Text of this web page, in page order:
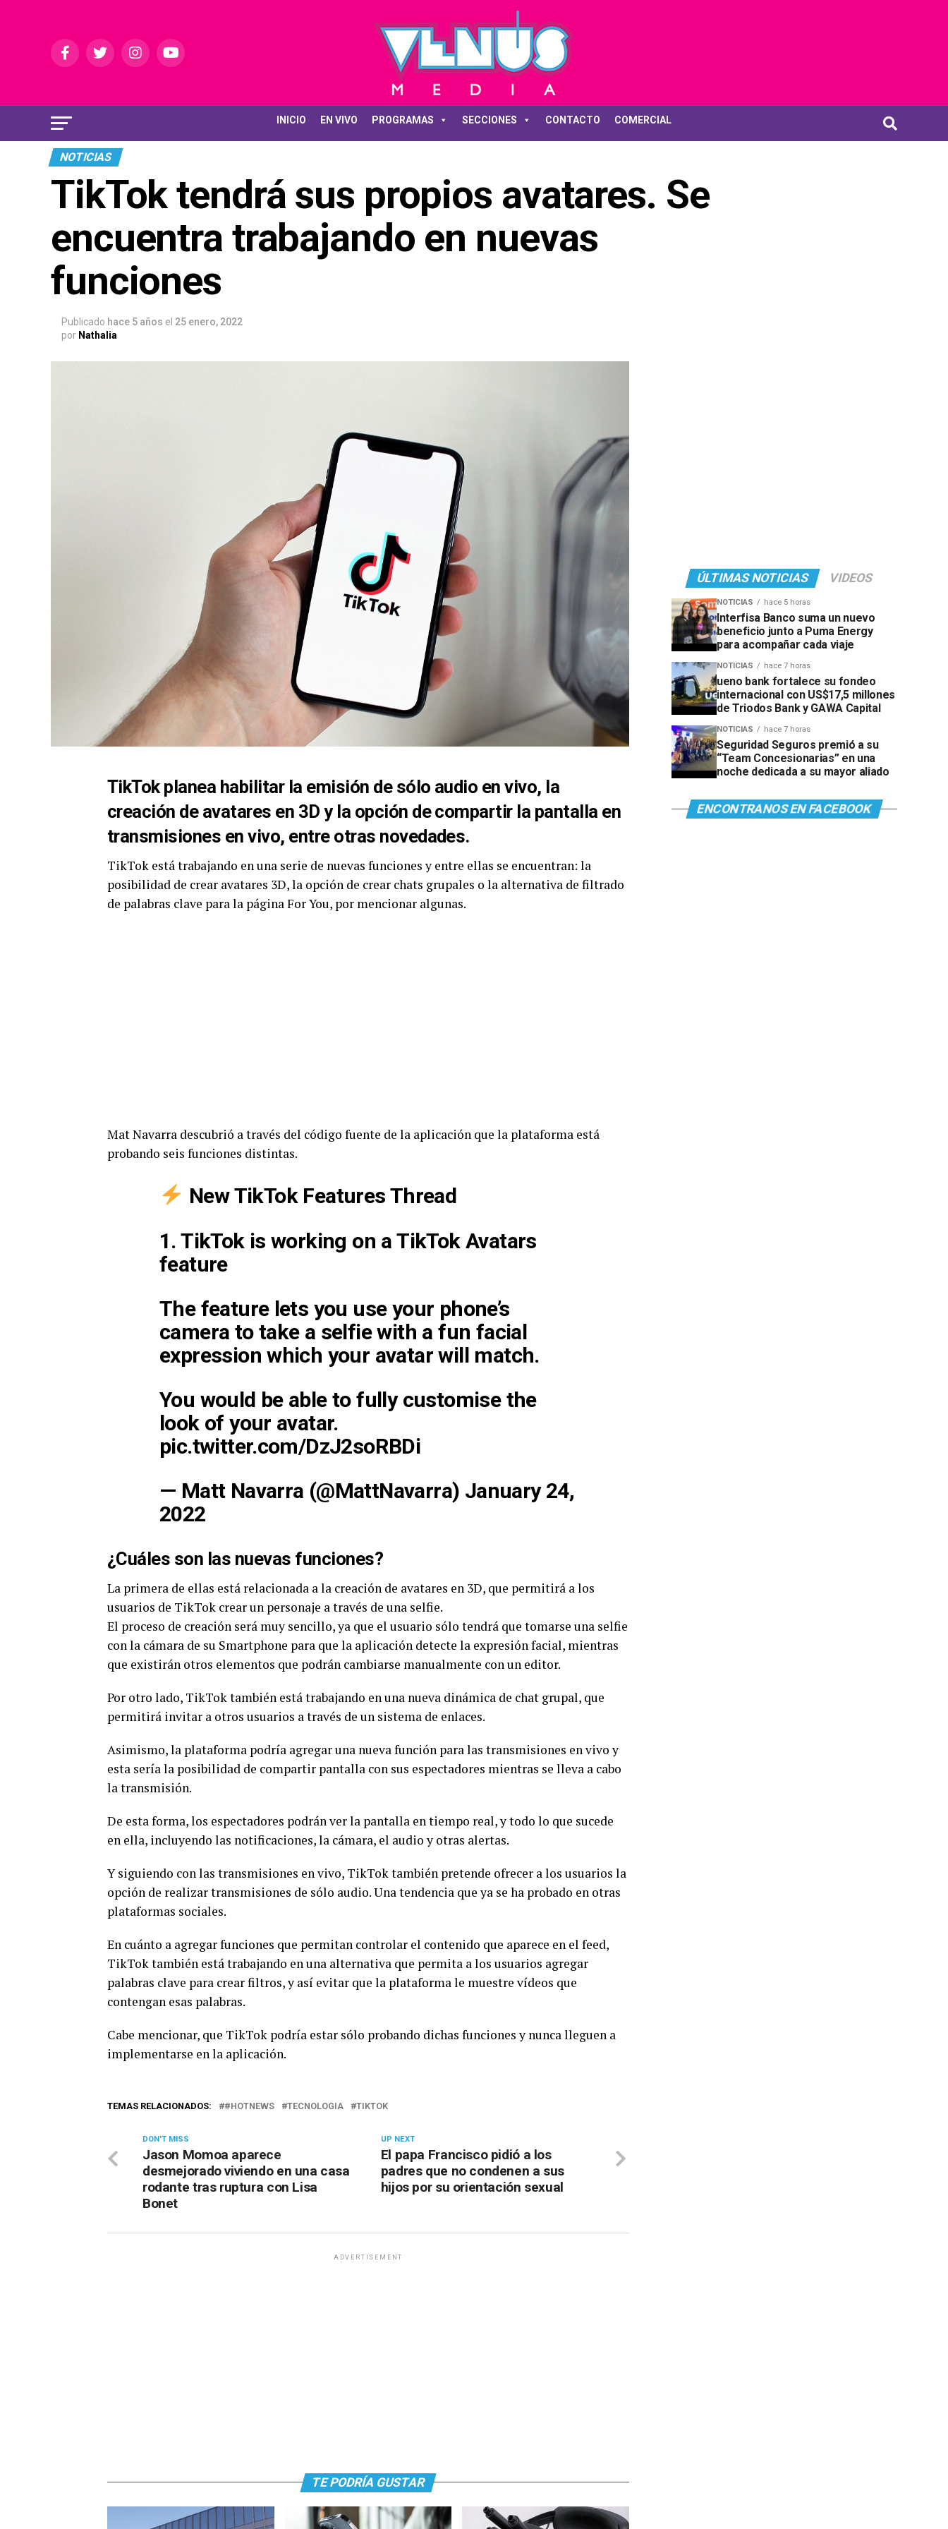
INICIO EN VIVO PROGRAMAS SECCIONES CONTACTO COMERCIAL
NOTICIAS
TikTok tendrá sus propios avatares. Se
encuentra trabajando en nuevas
funciones
Publicado hace 5 años el 25 enero, 2022
por Nathalia
TikTok planea habilitar la emisión de sólo audio en vivo, la
creación de avatares en 3D y la opción de compartir la pantalla en
transmisiones en vivo, entre otras novedades.
TikTok está trabajando en una serie de nuevas funciones y entre ellas se encuentran: la
posibilidad de crear avatares 3D, la opción de crear chats grupales o la alternativa de filtrado
de palabras clave para la página For You, por mencionar algunas.
Mat Navarra descubrió a través del código fuente de la aplicación que la plataforma está
probando seis funciones distintas.
New TikTok Features Thread
1. TikTok is working on a TikTok Avatars
feature
The feature lets you use your phone’s
camera to take a selfie with a fun facial
expression which your avatar will match.
You would be able to fully customise the
look of your avatar.
pic.twitter.com/DzJ2soRBDi
— Matt Navarra (@MattNavarra) January 24,
2022
¿Cuáles son las nuevas funciones?
La primera de ellas está relacionada a la creación de avatares en 3D, que permitirá a los
usuarios de TikTok crear un personaje a través de una selfie.
El proceso de creación será muy sencillo, ya que el usuario sólo tendrá que tomarse una selfie
con la cámara de su Smartphone para que la aplicación detecte la expresión facial, mientras
que existirán otros elementos que podrán cambiarse manualmente con un editor.
Por otro lado, TikTok también está trabajando en una nueva dinámica de chat grupal, que
permitirá invitar a otros usuarios a través de un sistema de enlaces.
Asimismo, la plataforma podría agregar una nueva función para las transmisiones en vivo y
esta sería la posibilidad de compartir pantalla con sus espectadores mientras se lleva a cabo
la transmisión.
De esta forma, los espectadores podrán ver la pantalla en tiempo real, y todo lo que sucede
en ella, incluyendo las notificaciones, la cámara, el audio y otras alertas.
Y siguiendo con las transmisiones en vivo, TikTok también pretende ofrecer a los usuarios la
opción de realizar transmisiones de sólo audio. Una tendencia que ya se ha probado en otras
plataformas sociales.
En cuánto a agregar funciones que permitan controlar el contenido que aparece en el feed,
TikTok también está trabajando en una alternativa que permita a los usuarios agregar
palabras clave para crear filtros, y así evitar que la plataforma le muestre vídeos que
contengan esas palabras.
Cabe mencionar, que TikTok podría estar sólo probando dichas funciones y nunca lleguen a
implementarse en la aplicación.
TEMAS RELACIONADOS: #HOTNEWS TECNOLOGIA TIKTOK
UP NEXT
El papa Francisco pidió a los
padres que no condenen a sus
hijos por su orientación sexual
DON'T MISS
Jason Momoa aparece
desmejorado viviendo en una casa
rodante tras ruptura con Lisa
Bonet
ADVERTISEMENT
TE PODRÍA GUSTAR
ÚLTIMAS NOTICIAS VIDEOS
NOTICIAS hace 5 horas
Interfisa Banco suma un nuevo
beneficio junto a Puma Energy
para acompañar cada viaje
NOTICIAS hace 7 horas
ueno bank fortalece su fondeo
internacional con US$17,5 millones
de Triodos Bank y GAWA Capital
NOTICIAS hace 7 horas
Seguridad Seguros premió a su
“Team Concesionarias” en una
noche dedicada a su mayor aliado
ENCONTRANOS EN FACEBOOK